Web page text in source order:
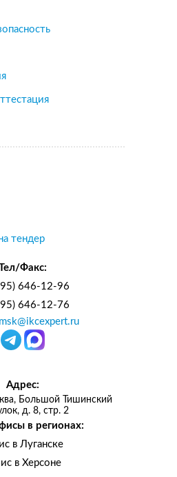
тендер
Факс:
646-12-96
646-12-76
msk@ikcexpert.ru
Адрес:
Большой Тишинский
д. 8, стр. 2
в регионах:
в Луганске
в Херсоне